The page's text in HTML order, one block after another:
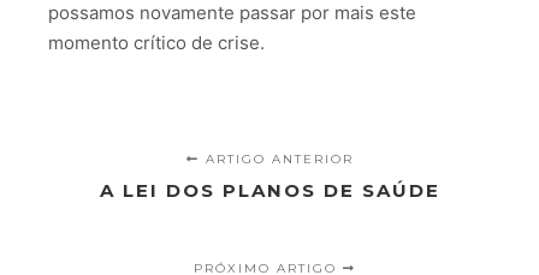
possamos novamente passar por mais este
momento crítico de crise.
ARTIGO ANTERIOR
A LEI DOS PLANOS DE SAÚDE
PRÓXIMO ARTIGO